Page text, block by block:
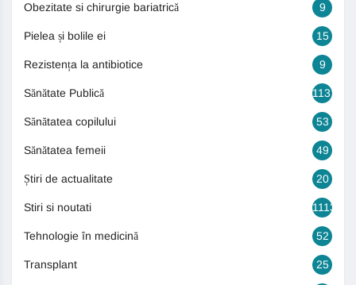
Obezitate si chirurgie bariatrică 9
Pielea și bolile ei 15
Rezistența la antibiotice 9
Sănătate Publică 1131
Sănătatea copilului 53
Sănătatea femeii 49
Știri de actualitate 20
Stiri si noutati 1113
Tehnologie în medicină 52
Transplant 25